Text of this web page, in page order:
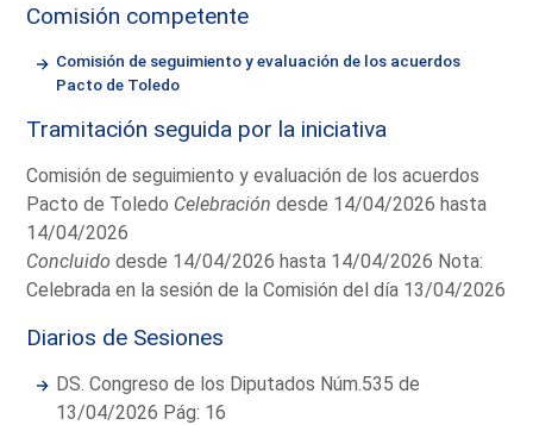
Comisión competente
Comisión de seguimiento y evaluación de los acuerdos
Pacto de Toledo
Tramitación seguida por la iniciativa
Comisión de seguimiento y evaluación de los acuerdos
Pacto de Toledo Celebración desde 14/04/2026 hasta
14/04/2026
Concluido desde 14/04/2026 hasta 14/04/2026 Nota:
Celebrada en la sesión de la Comisión del día 13/04/2026
Diarios de Sesiones
DS. Congreso de los Diputados Núm.535 de
13/04/2026 Pág: 16